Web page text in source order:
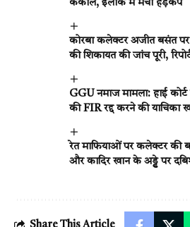
कंकाल, इलाके में मचा हड़कंप
कोरबा कलेक्टर अजीत बसंत पर
की शिकायत की जांच पूरी,
GGU नमाज मामला: हाई कोर्ट
की FIR रद्द करने की याचिका
रेत माफियाओं पर कलेक्टर की
और कादिर खान के अड्डे पर